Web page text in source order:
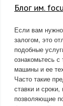
Блог им.
Если вам
залогом, это
подобные
ознакомьтесь
машины и ее
Часто такие
ставки и
позволяющие